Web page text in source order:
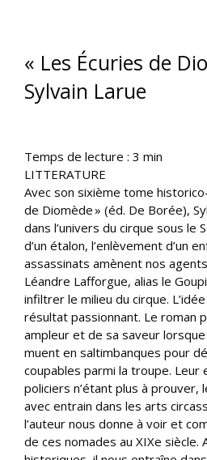
« Les Écuries de
Sylvain Larue
Temps de lecture : 3 min
LITTERATURE
Avec son sixième tome
de Diomède » (éd. De Borée),
dans l’univers du cirque sous le
d’un étalon, l’enlèvement d’un
assassinats amènent nos
Léandre Lafforgue, alias le
infiltrer le milieu du cirque.
résultat passionnant. Le roman
ampleur et de sa saveur
muent en saltimbanques pour
coupables parmi la troupe. Leur
policiers n’étant plus à prouver,
avec entrain dans les arts
l’auteur nous donne à voir et
de ces nomades au XIXe siècle.